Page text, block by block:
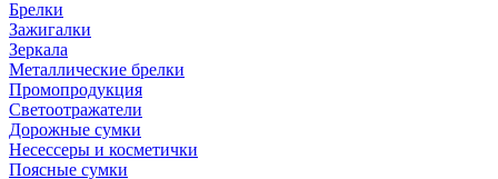
Брелки
Зажигалки
Зеркала
Металлические брелки
Промопродукция
Светоотражатели
Дорожные сумки
Несессеры и косметички
Поясные сумки